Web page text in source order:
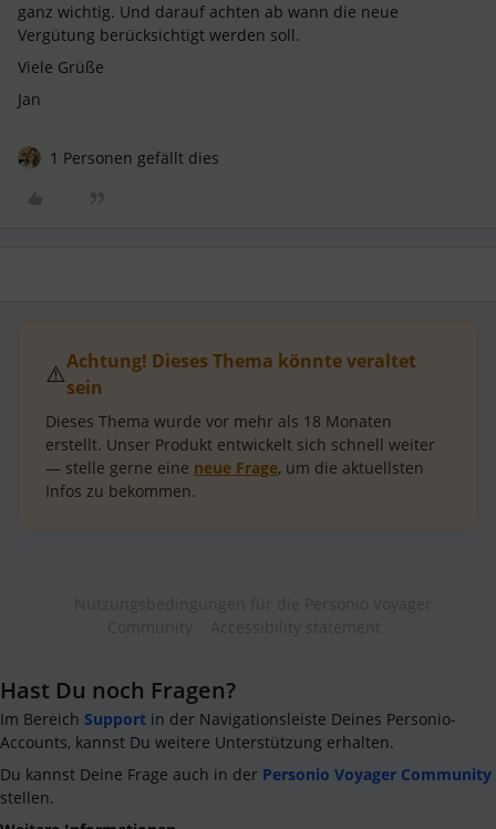
ganz wichtig. Und darauf achten ab wann die neue
Vergütung berücksichtigt werden soll.
Viele Grüße
Jan
1 Personen gefällt dies
⚠️Achtung! Dieses Thema könnte veraltet
sein
Dieses Thema wurde vor mehr als 18 Monaten
erstellt. Unser Produkt entwickelt sich schnell weiter
— stelle gerne eine neue Frage, um die aktuellsten
Infos zu bekommen.
Hast Du noch Fragen?
Im Bereich Support in der Navigationsleiste Deines Personio-
Accounts, kannst Du weitere Unterstützung erhalten.
Du kannst Deine Frage auch in der Personio Voyager Community
stellen.